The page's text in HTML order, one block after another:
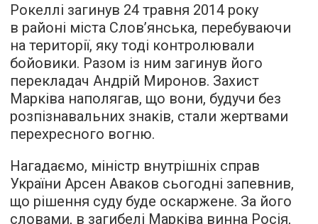
Рокеллі загинув 24 травня 2014 року
в районі міста Слов’янська, перебуваючи
на території, яку тоді контролювали
бойовики. Разом із ним загинув його
перекладач Андрій Миронов. Захист
Марківа наполягав, що вони, будучи без
розпізнавальних знаків, стали жертвами
перехресного вогню.
Нагадаємо, міністр внутрішніх справ
України Арсен Аваков сьогодні запевнив,
що рішення суду буде оскаржене. За його
словами, в загибелі Марківа винна Росія,